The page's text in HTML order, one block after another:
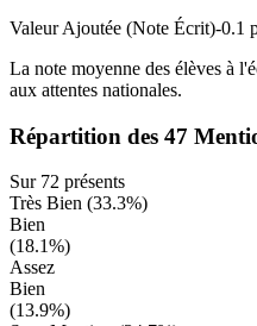
Valeur Ajoutée (Note Écrit)-0.1
La note moyenne des élèves à
aux attentes nationales.
Répartition des 47
Sur 72 présents
Très Bien (33.3%)
Bien
(18.1%)
Assez
Bien
(13.9%)